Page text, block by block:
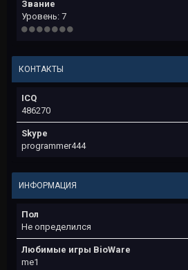
Звание
Уровень: 7
КОНТАКТЫ
ICQ
486270
Skype
programmer444
ИНФОРМАЦИЯ
Пол
Не определился
Любимые игры BioWare
me1